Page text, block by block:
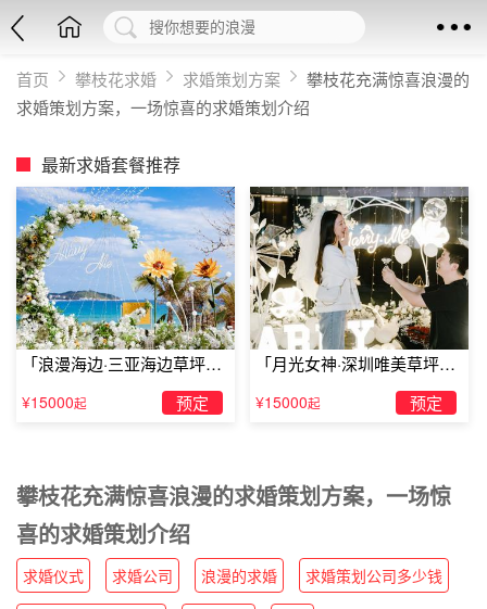
首页 攀枝花求婚 求婚策划方案
攀枝花充满惊喜浪漫的
求婚策划方案，一场惊喜的求婚策划介绍
最新求婚套餐推荐
「浪漫海边·三亚海边草坪浪
漫求婚」
¥15000起 预定
「月光女神·深圳唯美草坪浪
漫求婚」
¥15000起 预定
攀枝花充满惊喜浪漫的求婚策划方案，一场惊
喜的求婚策划介绍
求婚仪式 求婚公司 浪漫的求婚 求婚策划公司多少钱